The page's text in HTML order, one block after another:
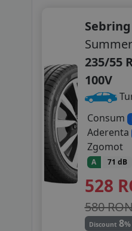
Sebring
235/55
100V
Consum
Aderenta
Zgomot
A 71 dB
528
580
Discount8%